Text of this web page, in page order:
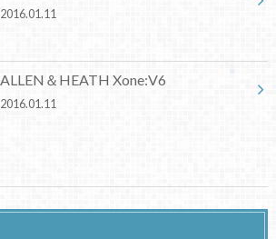
2016.01.11
ALLEN＆HEATH Xone:V6
2016.01.11